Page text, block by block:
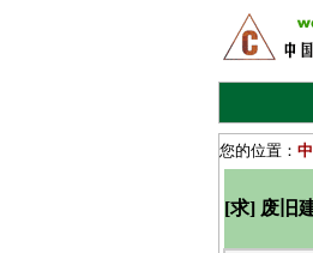
您的位置：
[求] 废旧